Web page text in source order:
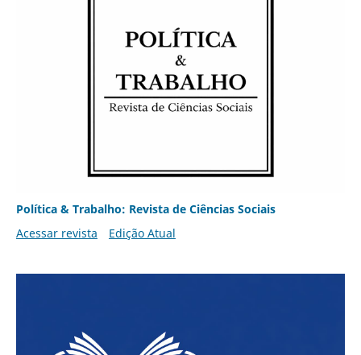
Política & Trabalho: Revista de Ciências Sociais
Acessar revista
Edição Atual